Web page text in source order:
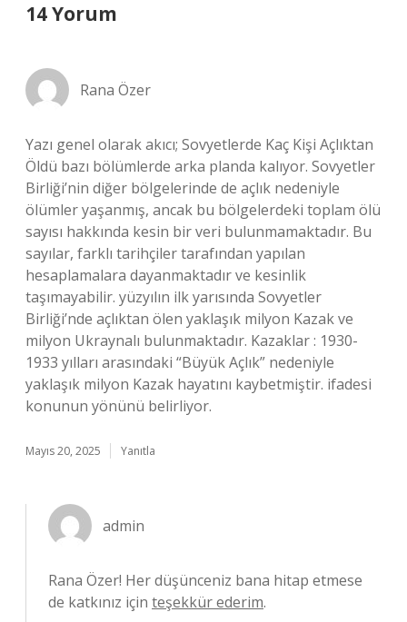
14 Yorum
Rana Özer
Yazı genel olarak akıcı; Sovyetlerde Kaç Kişi Açlıktan
Öldü bazı bölümlerde arka planda kalıyor. Sovyetler
Birliği’nin diğer bölgelerinde de açlık nedeniyle
ölümler yaşanmış, ancak bu bölgelerdeki toplam ölü
sayısı hakkında kesin bir veri bulunmamaktadır. Bu
sayılar, farklı tarihçiler tarafından yapılan
hesaplamalara dayanmaktadır ve kesinlik
taşımayabilir. yüzyılın ilk yarısında Sovyetler
Birliği’nde açlıktan ölen yaklaşık milyon Kazak ve
milyon Ukraynalı bulunmaktadır. Kazaklar : 1930-
1933 yılları arasındaki “Büyük Açlık” nedeniyle
yaklaşık milyon Kazak hayatını kaybetmiştir. ifadesi
konunun yönünü belirliyor.
Mayıs 20, 2025 Yanıtla
admin
Rana Özer! Her düşünceniz bana hitap etmese
de katkınız için teşekkür ederim.